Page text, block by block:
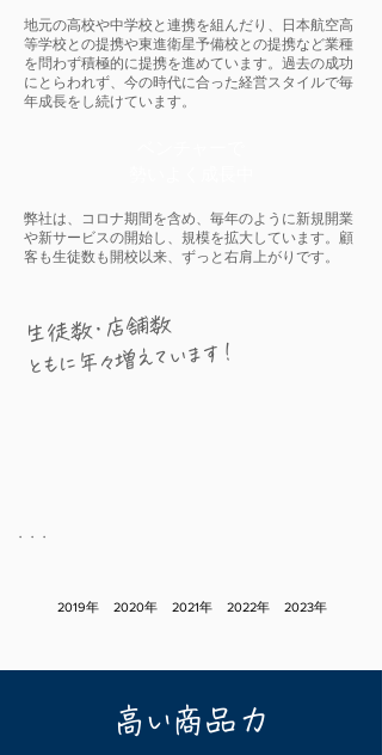
地元の高校や中学校と連携を組んだり、日本航空高
等学校との提携や東進衛星予備校との提携など業種
を問わず積極的に提携を進めています。過去の成功
にとらわれず、今の時代に合った経営スタイルで毎
年成長をし続けています。
弊社は、コロナ期間を含め、毎年のように新規開業
や新サービスの開始し、規模を拡大しています。顧
客も生徒数も開校以来、ずっと右肩上がりです。
生徒数・店舗数
​ともに年々増えています！
​・・・
2019年 2020年 2021年 2022年 2023年
高い商品力